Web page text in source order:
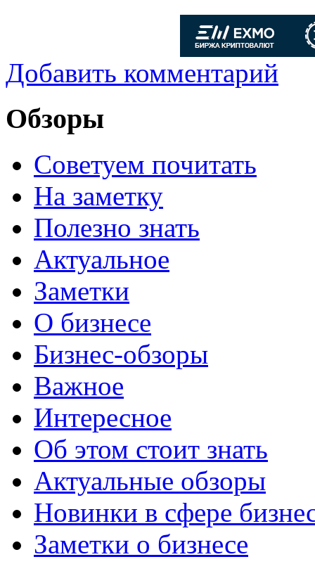
Добавить комментарий
Обзоры
Советуем почитать
На заметку
Полезно знать
Актуальное
Заметки
О бизнесе
Бизнес-обзоры
Важное
Интересное
Об этом стоит знать
Актуальные обзоры
Новинки в сфере
Заметки о бизнесе